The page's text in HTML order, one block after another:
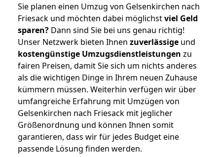
Sie planen einen Umzug von Gelsenkirchen nach
Friesack und möchten dabei möglichstviel Geld
sparen? Dann sind Sie bei uns genau richtig!
Unser Netzwerk bieten Ihnen zuverlässige und
kostengünstige Umzugsdienstleistungen zu
fairen Preisen, damit Sie sich um nichts anderes
als die wichtigen Dinge in Ihrem neuen Zuhause
kümmern müssen. Weiterhin verfügen wir über
umfangreiche Erfahrung mit Umzügen von
Gelsenkirchen nach Friesack mit jeglicher
Größenordnung und können Ihnen somit
garantieren, dass wir für jedes Budget eine
passende Lösung finden werden.